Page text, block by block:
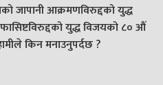
जापानी आक्रमणविरुद्दको युद्ध
युद्ध विजयको ८० औं
किन मनाउनुपर्दछ ?